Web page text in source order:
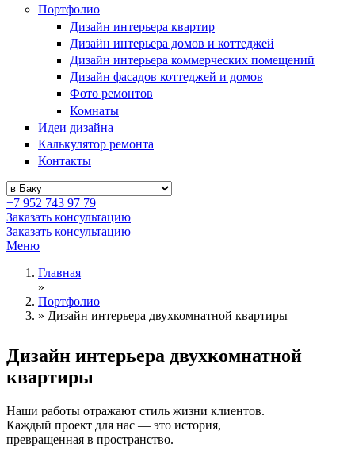
Портфолио
Дизайн интерьера квартир
Дизайн интерьера домов и коттеджей
Дизайн интерьера коммерческих помещений
Дизайн фасадов коттеджей и домов
Фото ремонтов
Комнаты
Идеи дизайна
Калькулятор ремонта
Контакты
+7 952 743 97 79
Заказать консультацию
Заказать консультацию
Меню
Главная
»
Портфолио
» Дизайн интерьера двухкомнатной квартиры
Дизайн интерьера двухкомнатной
квартиры
Наши работы отражают стиль жизни клиентов.
Каждый проект для нас — это история,
превращенная в пространство.